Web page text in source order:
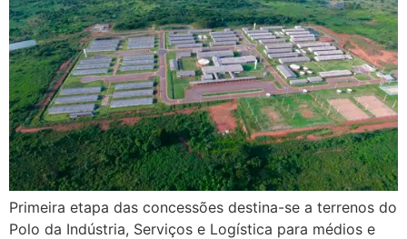
Primeira etapa das concessões destina-se a terrenos do
Polo da Indústria, Serviços e Logística para médios e